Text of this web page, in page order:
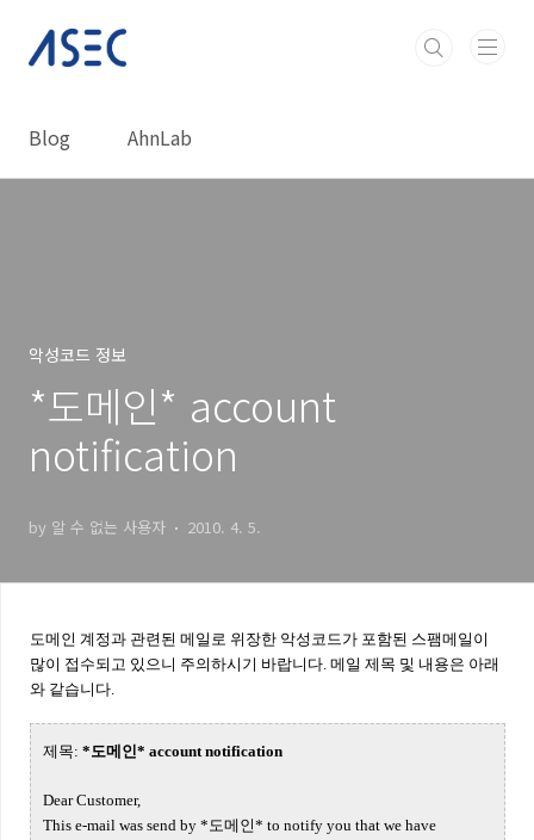
Blog AhnLab
악성코드 정보
*도메인* account
notification
by 알 수 없는 사용자 2010. 4. 5.
도메인 계정과 관련된 메일로 위장한 악성코드가 포함된 스팸메일이
많이 접수되고 있으니 주의하시기 바랍니다. 메일 제목 및 내용은 아래
와 같습니다.
제목: *도메인* account notification
Dear Customer,
This e-mail was send by *도메인* to notify you that we have